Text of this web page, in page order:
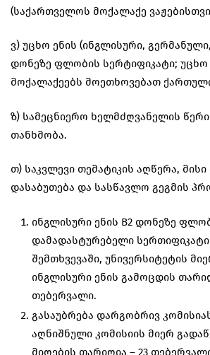
(საქართველოს მოქალაქე
ვ) უცხო ენის (ინგლისური,
დონეზე ფლობის სერტიფიკატი; უცხო
მოქალაქეებს მოეთხოვებათ
ზ) სამეცნიერო ხელმძღვანელის
თანხმობა.
თ) საკვლევი თემატიკის აღწერა,
დასაბუთება და სასწავლო გეგმის
ინგლისური ენის B2 დონეზე
დამადასტურებელი
შემთხვევაში, უნივერსიტეტის
ინგლისური ენის გამოცდის
თებერვალი.
გასაუბრება დარგობრივ
აღნიშნული კომისიის მიერ
მიღების თარიღია – 23